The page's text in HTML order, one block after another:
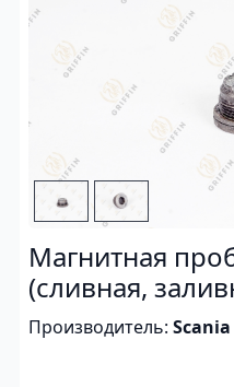
Магнитная
(сливная,
Производитель: Scania